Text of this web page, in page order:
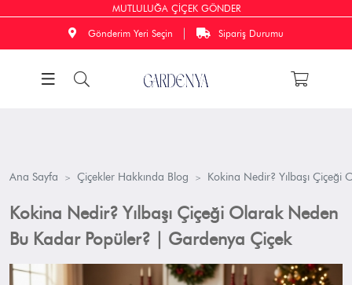
MUTLULUĞA ÇİÇEK GÖNDER
Gönderim Yeri Seçin Sipariş Durumu
Ana Sayfa Çiçekler Hakkında Blog Kokina Nedir? Yılbaşı
Kokina Nedir? Yılbaşı Çiçeği Olarak Neden
Bu Kadar Popüler? | Gardenya Çiçek